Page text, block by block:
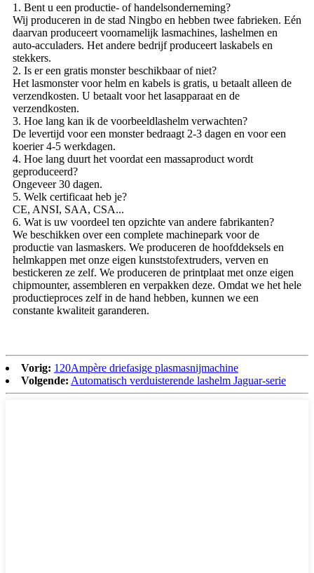
1. Bent u een productie- of handelsonderneming?
Wij produceren in de stad Ningbo en hebben twee fabrieken. Eén
daarvan produceert voornamelijk lasmachines, lashelmen en
auto-acculaders. Het andere bedrijf produceert laskabels en
stekkers.
2. Is er een gratis monster beschikbaar of niet?
Het lasmonster voor helm en kabels is gratis, u betaalt alleen de
verzendkosten. U betaalt voor het lasapparaat en de
verzendkosten.
3. Hoe lang kan ik de voorbeeldlashelm verwachten?
De levertijd voor een monster bedraagt ​​2-3 dagen en voor een
koerier 4-5 werkdagen.
4. Hoe lang duurt het voordat een massaproduct wordt
geproduceerd?
Ongeveer 30 dagen.
5. Welk certificaat heb je?
CE, ANSI, SAA, CSA...
6. Wat is uw voordeel ten opzichte van andere fabrikanten?
We beschikken over een complete machinepark voor de
productie van lasmaskers. We produceren de hoofddeksels en
helmkappen met onze eigen kunststofextruders, verven en
bestickeren ze zelf. We produceren de printplaat met onze eigen
chipmounter, assembleren en verpakken deze. Omdat we het hele
productieproces zelf in de hand hebben, kunnen we een
constante kwaliteit garanderen.
Vorig: 120Ampère driefasige plasmasnijmachine
Volgende: Automatisch verduisterende lashelm Jaguar-serie